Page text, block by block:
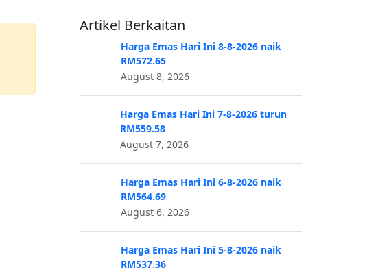
Artikel Berkaitan
Harga Emas Hari Ini 8-8-2026 naik
RM572.65
August 8, 2026
Harga Emas Hari Ini 7-8-2026 turun
RM559.58
August 7, 2026
Harga Emas Hari Ini 6-8-2026 naik
RM564.69
August 6, 2026
Harga Emas Hari Ini 5-8-2026 naik
RM537.36